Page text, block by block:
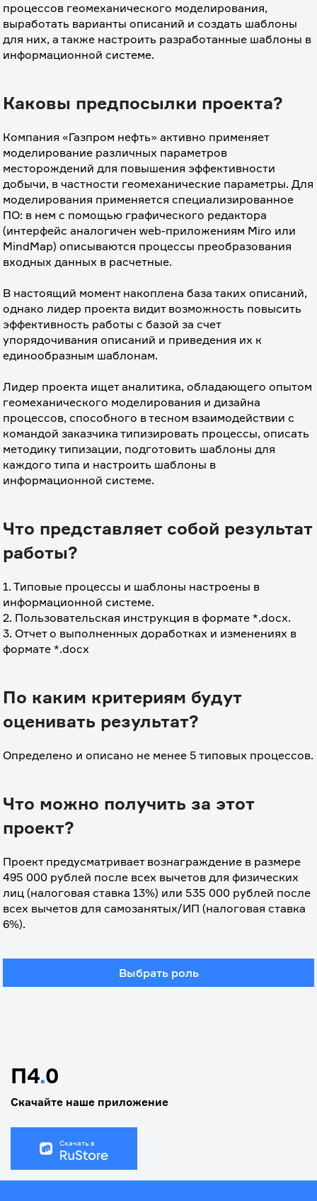
процессов геомеханического моделирования,
выработать варианты описаний и создать шаблоны
для них, а также настроить разработанные шаблоны в
информационной системе.
Каковы предпосылки проекта?
Компания «Газпром нефть» активно применяет
моделирование различных параметров
месторождений для повышения эффективности
добычи, в частности геомеханические параметры. Для
моделирования применяется специализированное
ПО: в нем с помощью графического редактора
(интерфейс аналогичен web-приложениям Miro или
MindMap) описываются процессы преобразования
входных данных в расчетные.
В настоящий момент накоплена база таких описаний,
однако лидер проекта видит возможность повысить
эффективность работы с базой за счет
упорядочивания описаний и приведения их к
единообразным шаблонам.
Лидер проекта ищет аналитика, обладающего опытом
геомеханического моделирования и дизайна
процессов, способного в тесном взаимодействии с
командой заказчика типизировать процессы, описать
методику типизации, подготовить шаблоны для
каждого типа и настроить шаблоны в
информационной системе.
Что представляет собой результат
работы?
1. Типовые процессы и шаблоны настроены в
информационной системе.
2. Пользовательская инструкция в формате *.docx.
3. Отчет о выполненных доработках и изменениях в
формате *.docx
По каким критериям будут
оценивать результат?
Определено и описано не менее 5 типовых процессов.
Что можно получить за этот
проект?
Проект предусматривает вознаграждение в размере
495 000 рублей после всех вычетов для физических
лиц (налоговая ставка 13%) или 535 000 рублей после
всех вычетов для самозанятых/ИП (налоговая ставка
6%).
Выбрать роль
П4.0
Скачайте наше приложение
Скачать в